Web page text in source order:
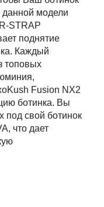
данной модели
STRAP
поднятие
Каждый
топовых
Fusion NX2
ботинка. Вы
под свой ботинок
что дает